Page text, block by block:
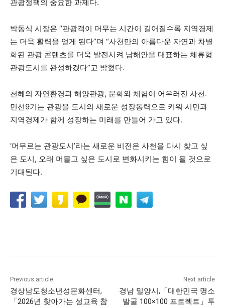
관광정책의 중요한 과제다.
박동식 시장은 “관광객이 머무는 시간이 길어질수록 지역경제
는 더욱 활력을 얻게 된다”며 “사천만의 아름다운 자연과 차별
화된 관광 콘텐츠를 더욱 발전시켜 남해안을 대표하는 체류형
관광도시를 완성하겠다”고 밝혔다.
천혜의 자연환경과 해양관광, 문화와 체험이 어우러진 사천.
민선9기는 관광을 도시의 새로운 성장동력으로 키워 시민과
지역경제가 함께 성장하는 미래를 만들어 가고 있다.
‘머무르는 관광도시’라는 새로운 비전은 사천을 다시 찾고 싶
은 도시, 오래 머물고 싶은 도시로 변화시키는 힘이 될 것으로
기대된다.
Previous article
경상남도청소년성문화센터,
「2026년 찾아가는 성교육 참
Next article
경남 밀양시,「대한민국 명소
발굴 100×100 프로젝트」투